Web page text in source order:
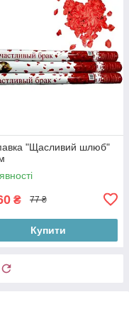
"Щасливий шлюб"
₴ 77 ₴
Купити